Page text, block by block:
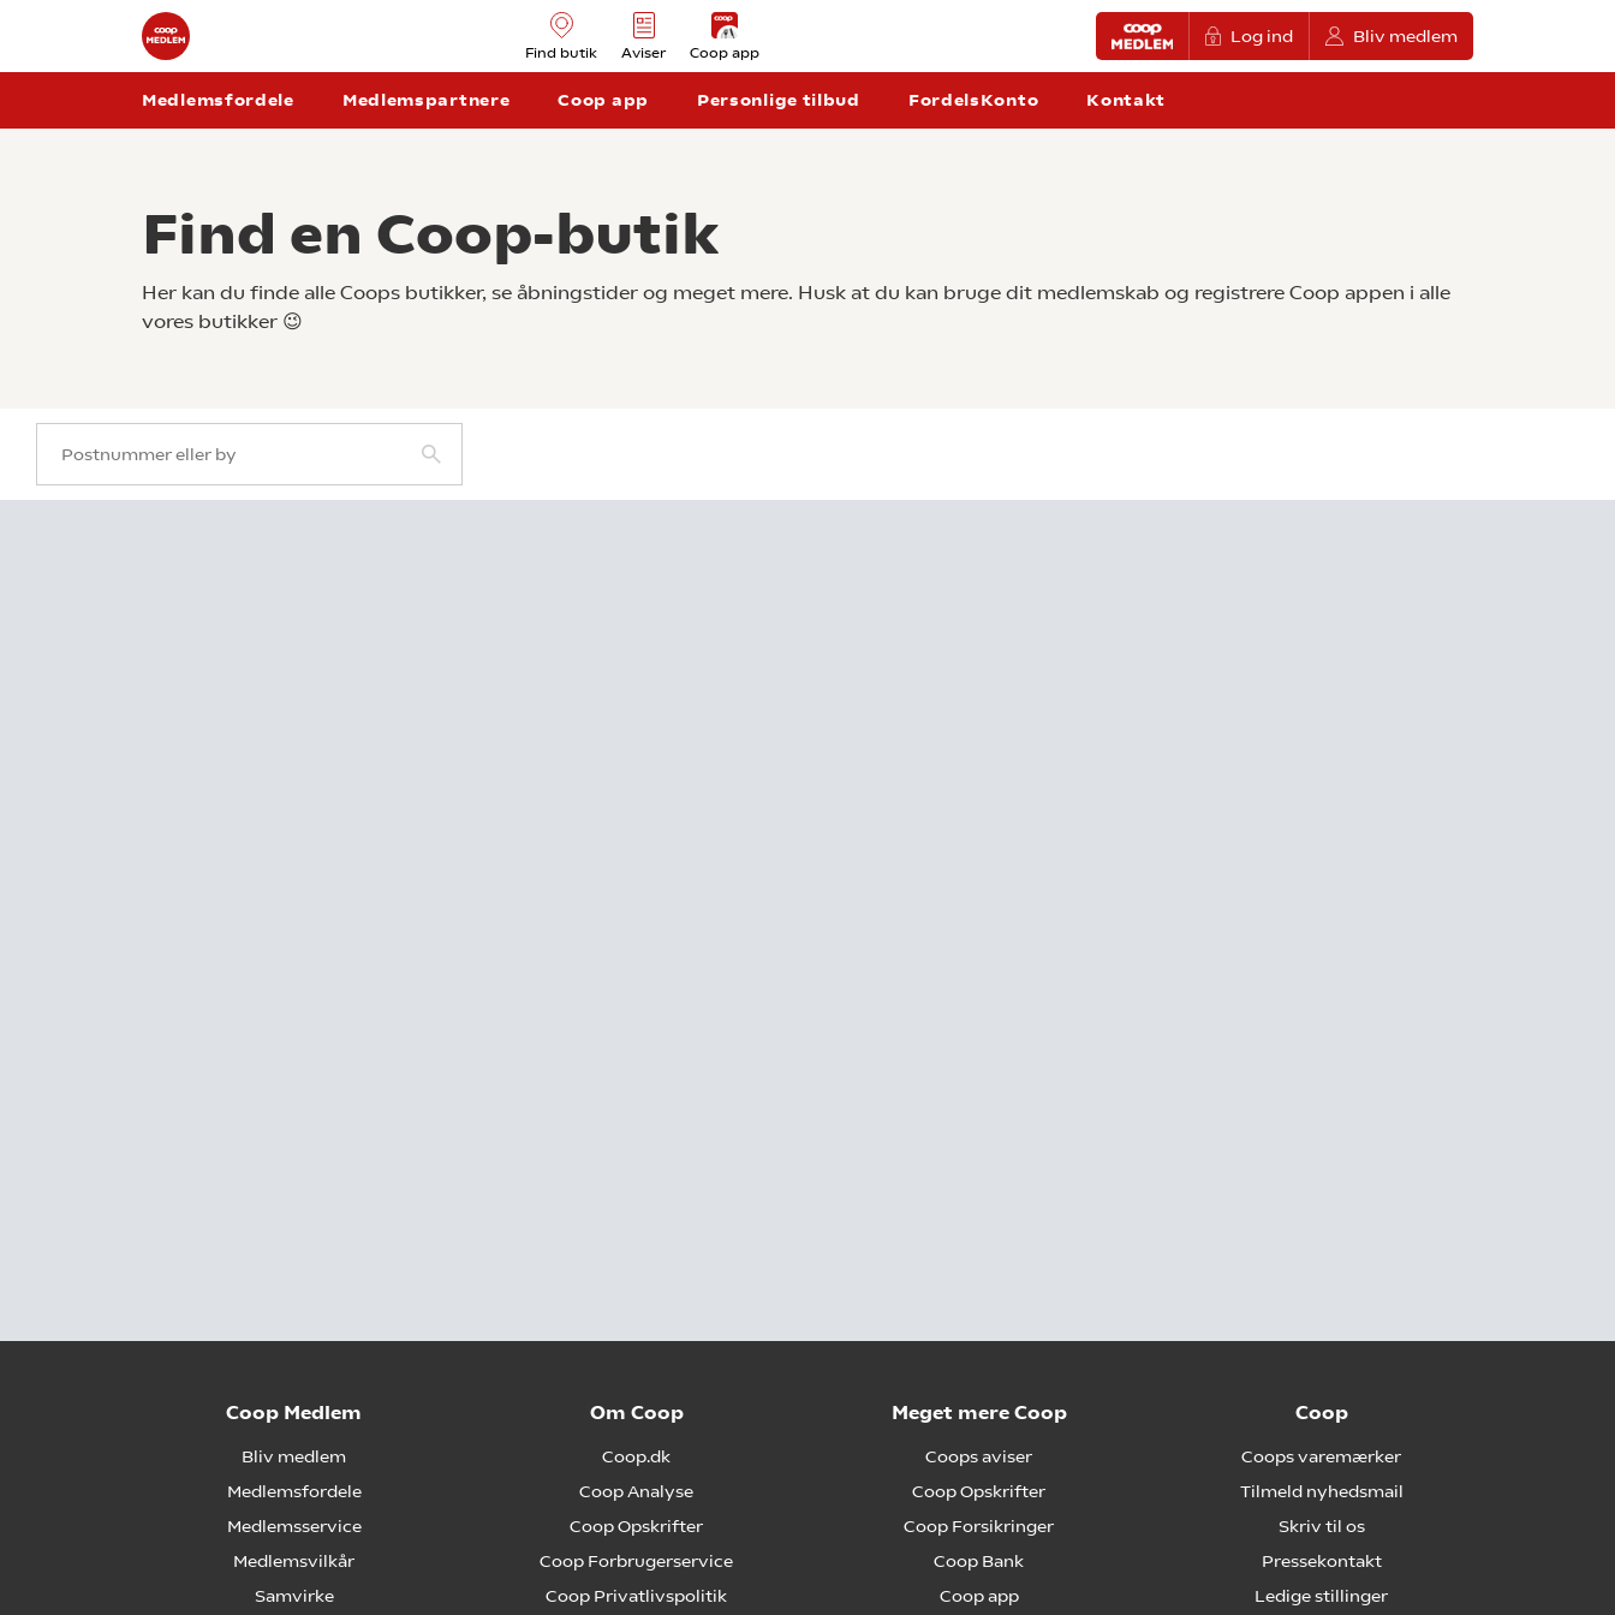
Find butik Aviser Coop app
Log ind Bliv medlem
Medlemsfordele Medlemspartnere Coop app Personlige tilbud FordelsKonto Kontakt
Find en Coop-butik
Her kan du finde alle Coops butikker, se åbningstider og meget mere. Husk at du kan bruge dit medlemskab og registrere Coop appen i alle
vores butikker 😉
Coop Medlem
Bliv medlem
Medlemsfordele
Medlemsservice
Medlemsvilkår
Samvirke
Om Coop
Coop.dk
Coop Analyse
Coop Opskrifter
Coop Forbrugerservice
Coop Privatlivspolitik
Meget mere Coop
Coops aviser
Coop Opskrifter
Coop Forsikringer
Coop Bank
Coop app
Coop
Coops varemærker
Tilmeld nyhedsmail
Skriv til os
Pressekontakt
Ledige stillinger